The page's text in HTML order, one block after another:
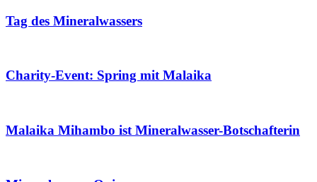
Tag des Mineralwassers
Charity-Event: Spring mit Malaika
Malaika Mihambo ist Mineralwasser-Botschafterin